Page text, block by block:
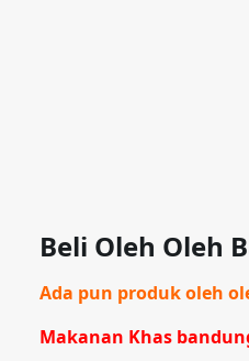
Beli Oleh Oleh
Ada pun produk oleh
Makanan Khas